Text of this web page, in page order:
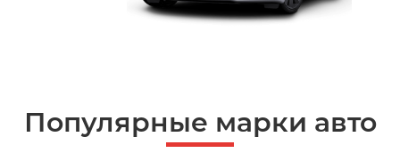
Популярные марки авто